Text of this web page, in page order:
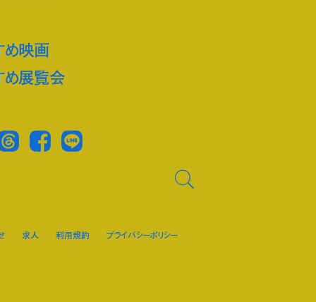
映画
展覧会
Facebook LINE
求人 利用規約 プライバシーポリシー